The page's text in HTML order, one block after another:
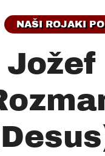
NAŠI ROJAKI
Jožef